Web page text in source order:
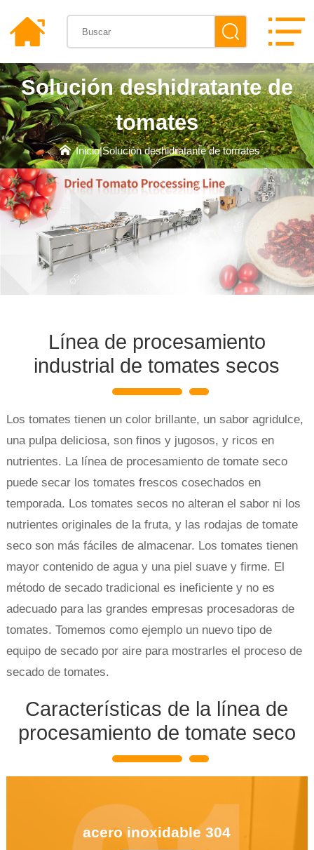
Solución deshidratante de
tomates
Inicio|Solución deshidratante de tomates
Línea de procesamiento
industrial de tomates secos
Los tomates tienen un color brillante, un sabor agridulce,
una pulpa deliciosa, son finos y jugosos, y ricos en
nutrientes. La línea de procesamiento de tomate seco
puede secar los tomates frescos cosechados en
temporada. Los tomates secos no alteran el sabor ni los
nutrientes originales de la fruta, y las rodajas de tomate
seco son más fáciles de almacenar. Los tomates tienen
mayor contenido de agua y una piel suave y firme. El
método de secado tradicional es ineficiente y no es
adecuado para las grandes empresas procesadoras de
tomates. Tomemos como ejemplo un nuevo tipo de
equipo de secado por aire para mostrarles el proceso de
secado de tomates.
Características de la línea de
procesamiento de tomate seco
acero inoxidable 304